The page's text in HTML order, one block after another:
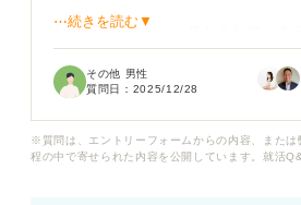
ただ「職歴なし」と見なされてしま
与えてしまうのではないかと不安で
ましたが、それをどのようにアピー
⋯続きを読む▼
その他 男性
質問日： 2025/12/28
※質問は、エントリーフォームからの内容、または
程の中で寄せられた内容を公開しています。就活